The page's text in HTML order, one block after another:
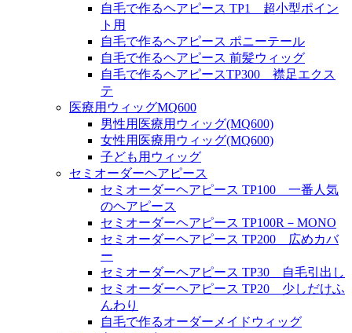
自毛で作るヘアピース TP1 超小型ポイン
ト用
自毛で作るヘアピース ポニーテール
自毛で作るヘアピース 前髪ウィッグ
自毛で作るヘアピースTP300 襟足エクス
テ
医療用ウィッグMQ600
男性用医療用ウィッグ(MQ600)
女性用医療用ウィッグ(MQ600)
子ども用ウィッグ
セミオーダーヘアピース
セミオーダーヘアピース TP100 一番人気
のヘアピース
セミオーダーヘアピース TP100R－MONO
セミオーダーヘアピース TP200 広めカバ
ー
セミオーダーヘアピース TP30 自毛引出し
セミオーダーヘアピース TP20 少しだけふ
んわり
自毛で作るオーダーメイドウィッグ